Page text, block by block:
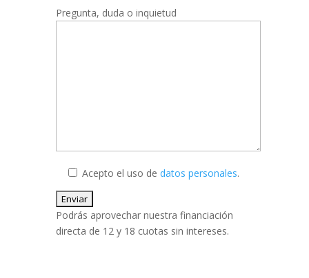
Pregunta, duda o inquietud
Acepto el uso de datos personales.
Podrás aprovechar nuestra financiación
directa de 12 y 18 cuotas sin intereses.